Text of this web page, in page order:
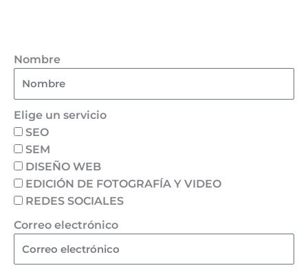
Nombre
Elige un servicio
SEO
SEM
DISEÑO WEB
EDICIÓN DE FOTOGRAFÍA Y VIDEO
REDES SOCIALES
Correo electrónico